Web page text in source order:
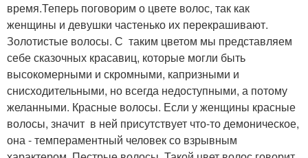
время.Теперь поговорим о цвете волос, так как
женщины и девушки частенько их перекрашивают.
Золотистые волосы. С таким цветом мы представляем
себе сказочных красавиц, которые могли быть
высокомерными и скромными, капризными и
снисходительными, но всегда недоступными, а потому
желанными. Красные волосы. Если у женщины красные
волосы, значит в ней присутствует что-то демоническое,
она - темпераментный человек со взрывным